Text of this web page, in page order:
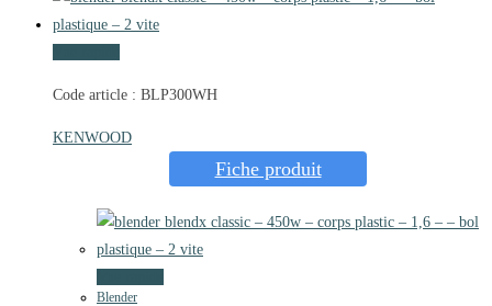
Code article : BLP300WH
KENWOOD
Fiche produit
Blender